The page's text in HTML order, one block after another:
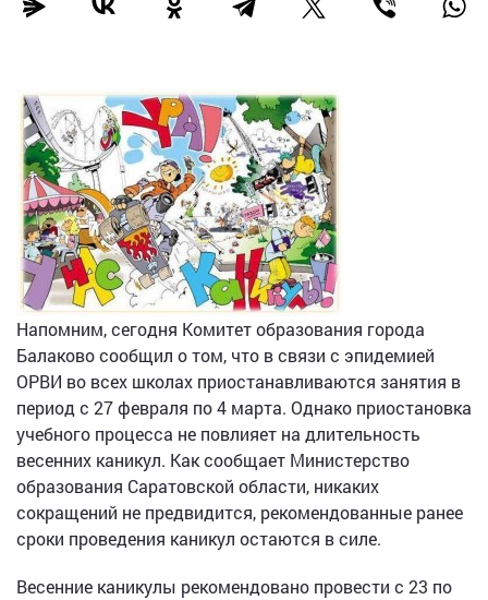
Напомним, сегодня Комитет образования города
Балаково сообщил о том, что в связи с эпидемией
ОРВИ во всех школах приостанавливаются занятия в
период с 27 февраля по 4 марта. Однако приостановка
учебного процесса не повлияет на длительность
весенних каникул. Как сообщает Министерство
образования Саратовской области, никаких
сокращений не предвидится, рекомендованные ранее
сроки проведения каникул остаются в силе.
Весенние каникулы рекомендовано провести с 23 по